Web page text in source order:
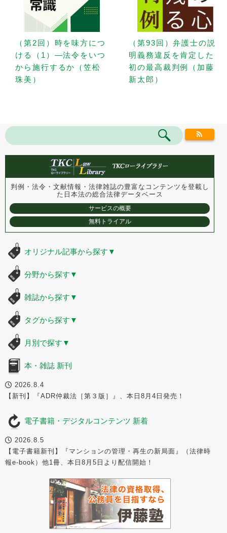
（第2回）時を味方につ
ける（1）—法令をいつ
から施行するか（笠松
珠美）
（第93回）弁護士の説
明義務違反を肯定した
初の最高裁判例（加藤
新太郎）
判例・法令・文献情報・法律雑誌の豊富なコンテンツを登載し
た 日本法の総合法律データベース
サービスの概要
無料トライアル
オリジナル記事から探す ▼
分野から探す ▼
雑誌から探す ▼
タグから探す ▼
月別で探す ▼
本・雑誌 新刊
2026.8.4
【新刊】『ADR仲裁法［第３版］』、本日8月4日発売！
電子書籍・デジタルコンテンツ 新着
2026.8.5
【電子書籍新刊】『マンションの管理・再生の新局面』（法律時
報e-book）他1冊、本日8月5日より配信開始！